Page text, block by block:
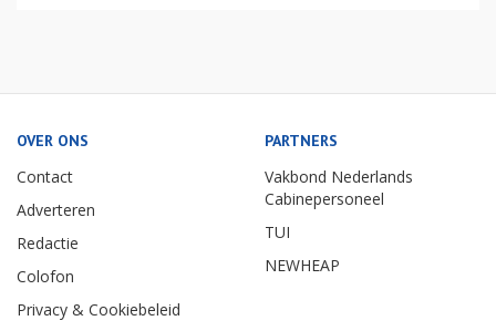
OVER ONS
Contact
Adverteren
Redactie
Colofon
Privacy & Cookiebeleid
PARTNERS
Vakbond Nederlands
Cabinepersoneel
TUI
NEWHEAP